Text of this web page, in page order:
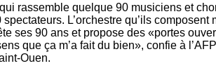
rassemble quelque 90 musiciens et
L’orchestre qu’ils composent
ses 90 ans et propose des «portes
que ça m’a fait du bien», confie à
Ouen.